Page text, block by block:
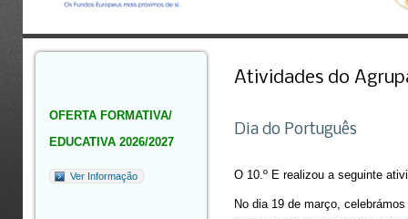
Atividades do
Dia do Português
O 10.º E realizou a seguinte
No dia 19 de março,
OFERTA FORMATIVA/
EDUCATIVA 2026/2027
Ver Informação